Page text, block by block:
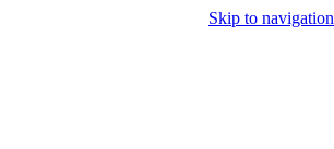
Skip to navigation